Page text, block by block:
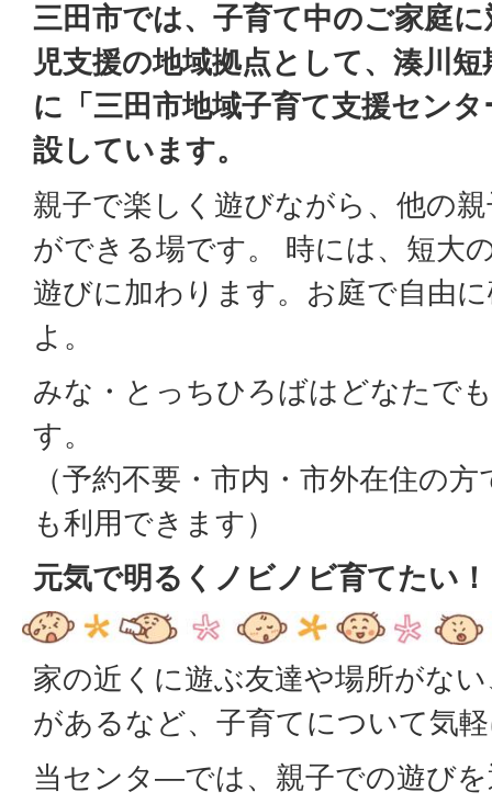
三田市では、子育て中のご家庭
児支援の地域拠点として、湊川短
に「三田市地域子育て支援セン
設しています。
親子で楽しく遊びながら、他の
ができる場です。 時には、短大
遊びに加わります。お庭で自由
よ。
みな・とっちひろばはどなたで
す。
（予約不要・市内・市外在住の
も利用できます）
元気で明るくノビノビ育てたい
家の近くに遊ぶ友達や場所がな
があるなど、子育てについて気
当センタ―では、親子での遊び